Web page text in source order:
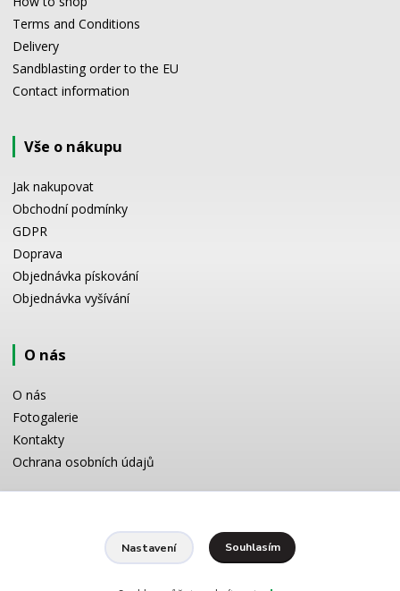
Terms and Conditions
Delivery
Sandblasting order to the EU
Contact information
Vše o nákupu
Jak nakupovat
Obchodní podmínky
GDPR
Doprava
Objednávka pískování
Objednávka vyšívání
O nás
O nás
Fotogalerie
Kontakty
Ochrana osobních údajů
Potřebujete poradit s výběrem? Neváhejte se zeptat:
+420 728 772 566
Nastavení Souhlasím